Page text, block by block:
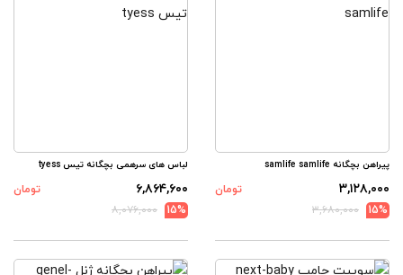
پیراهن بچگانه samlife samlife
۳,۱۲۸,۰۰۰
تومان
15%
۳,۶۸۰,۰۰۰
لباس های سرهمی بچگانه تیس tyess
۶,۸۶۴,۶۰۰
تومان
15%
۸,۰۷۶,۰۰۰